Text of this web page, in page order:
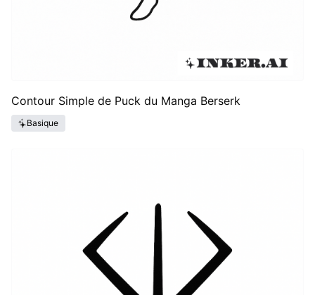
Contour Simple de Puck du Manga Berserk
Basique